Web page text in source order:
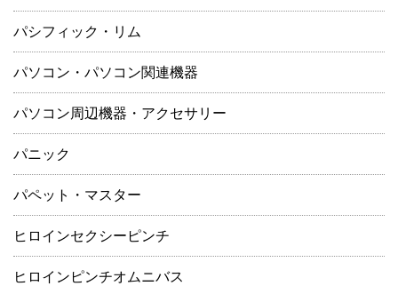
パシフィック・リム
パソコン・パソコン関連機器
パソコン周辺機器・アクセサリー
パニック
パペット・マスター
ヒロインセクシーピンチ
ヒロインピンチオムニバス